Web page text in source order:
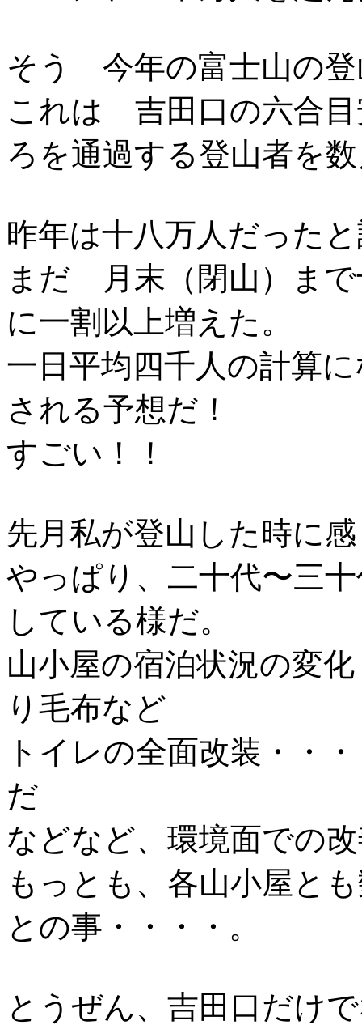
そう 今年の富士山の登
これは 吉田口の六合目
ろを通過する登山者を
昨年は十八万人だった
まだ 月末（閉山）ま
に一割以上増えた。
一日平均四千人の計算
される予想だ！
すごい！！
先月私が登山した時に
やっぱり、二十代〜三
している様だ。
山小屋の宿泊状況の変
り毛布など
トイレの全面改装・・
だ
などなど、環境面での
もっとも、各山小屋と
との事・・・・。
とうぜん、吉田口だけ